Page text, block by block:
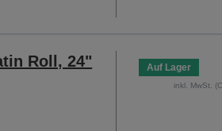
Roll, 24"
Auf Lager
inkl. MwSt.